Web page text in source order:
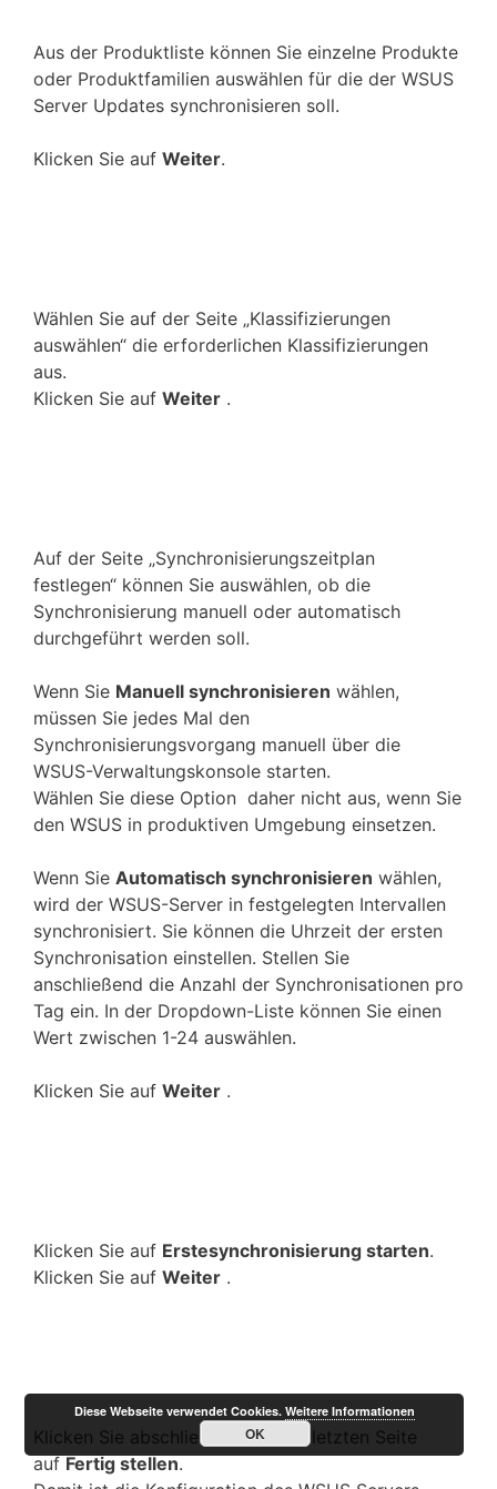
Aus der Produktliste können Sie einzelne Produkte
oder Produktfamilien auswählen für die der WSUS
Server Updates synchronisieren soll.
Klicken Sie auf Weiter.
Wählen Sie auf der Seite „Klassifizierungen
auswählen“ die erforderlichen Klassifizierungen
aus.
Klicken Sie auf Weiter .
Auf der Seite „Synchronisierungszeitplan
festlegen“ können Sie auswählen, ob die
Synchronisierung manuell oder automatisch
durchgeführt werden soll.
Wenn Sie Manuell synchronisieren wählen,
müssen Sie jedes Mal den
Synchronisierungsvorgang manuell über die
WSUS-Verwaltungskonsole starten.
Wählen Sie diese Option daher nicht aus, wenn Sie
den WSUS in produktiven Umgebung einsetzen.
Wenn Sie Automatisch synchronisieren wählen,
wird der WSUS-Server in festgelegten Intervallen
synchronisiert. Sie können die Uhrzeit der ersten
Synchronisation einstellen. Stellen Sie
anschließend die Anzahl der Synchronisationen pro
Tag ein. In der Dropdown-Liste können Sie einen
Wert zwischen 1-24 auswählen.
Klicken Sie auf Weiter .
Klicken Sie auf Erstesynchronisierung starten.
Klicken Sie auf Weiter .
Klicken Sie abschließend auf der letzten Seite
auf Fertig stellen.
Diese Webseite verwendet Cookies. Weitere Informationen
OK